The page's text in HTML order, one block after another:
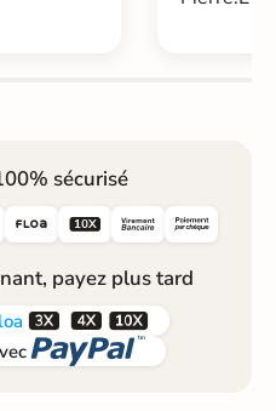
sécurisé
 
payez plus tard
 
